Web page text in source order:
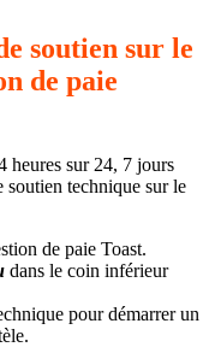
soutien sur le
de paie
heures sur 24, 7 jours
soutien technique sur le
de paie Toast.
dans le coin inférieur
pour démarrer un